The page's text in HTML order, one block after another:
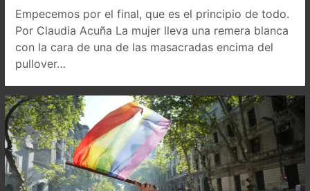
Empecemos por el final, que es el principio de todo.
Por Claudia Acuña La mujer lleva una remera blanca
con la cara de una de las masacradas encima del
pullover…